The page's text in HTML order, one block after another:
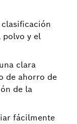
polvo y el
clara
de ahorro de
de la
fácilmente